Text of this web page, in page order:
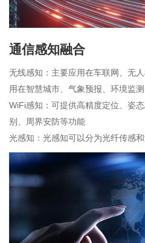
通信感知融合
无线感知：主要应用在车联网、无
用在智慧城市、气象预报、环境监
WiFi感知：可提供高精度定位、姿
别、周界安防等功能
光感知：光感知可以分为光纤传感